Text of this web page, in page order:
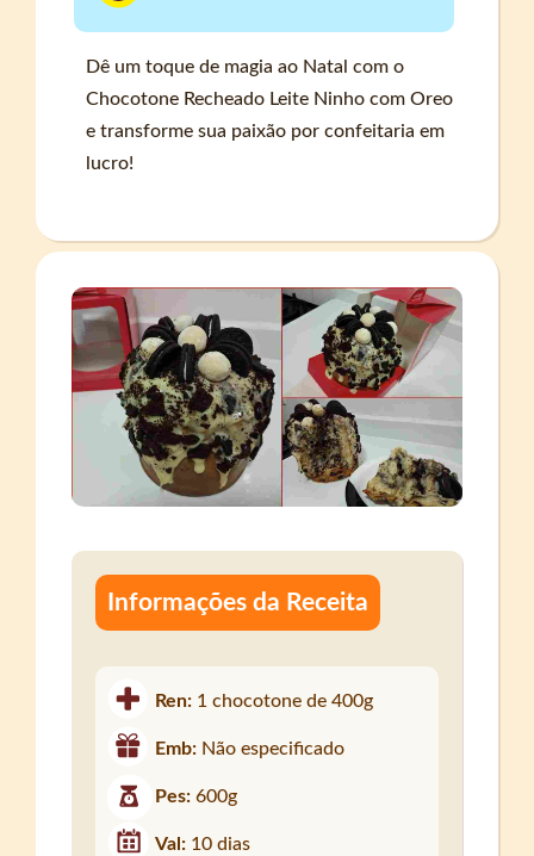
Dê um toque de magia ao Natal com o
Chocotone Recheado Leite Ninho com Oreo
e transforme sua paixão por confeitaria em
lucro!
Informações da Receita
Ren: 1 chocotone de 400g
Emb: Não especificado
Pes:600g
Val: 10 dias